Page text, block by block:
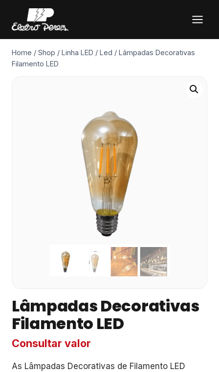
Home / Shop / Linha LED / Led / Lâmpadas Decorativas
Filamento LED
Lâmpadas Decorativas
Filamento LED
Consultar valor
As Lâmpadas Decorativas de Filamento LED